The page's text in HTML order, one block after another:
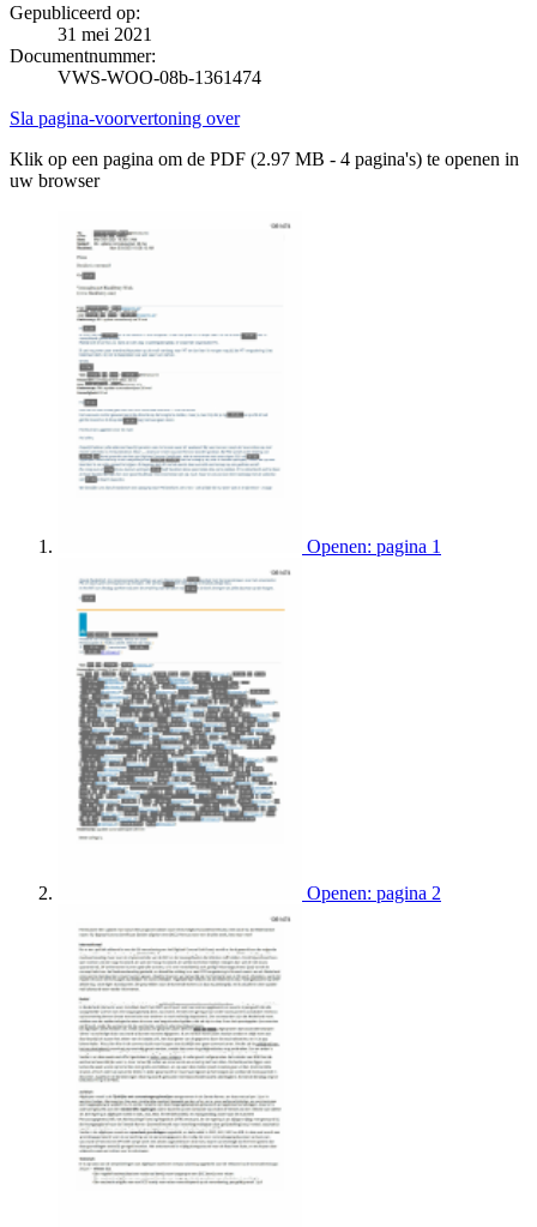
Gepubliceerd op:
31 mei 2021
Documentnummer:
VWS-WOO-08b-1361474
Sla pagina-voorvertoning over
Klik op een pagina om de PDF (2.97 MB - 4 pagina's) te openen in
uw browser
Openen: pagina 1
Openen: pagina 2